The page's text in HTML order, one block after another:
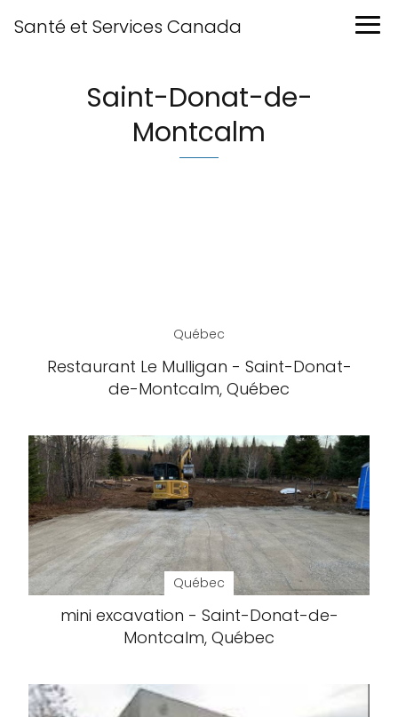
Santé et Services Canada
Saint-Donat-de-
Montcalm
Québec
Restaurant Le Mulligan - Saint-Donat-
de-Montcalm, Québec
Québec
mini excavation - Saint-Donat-de-
Montcalm, Québec